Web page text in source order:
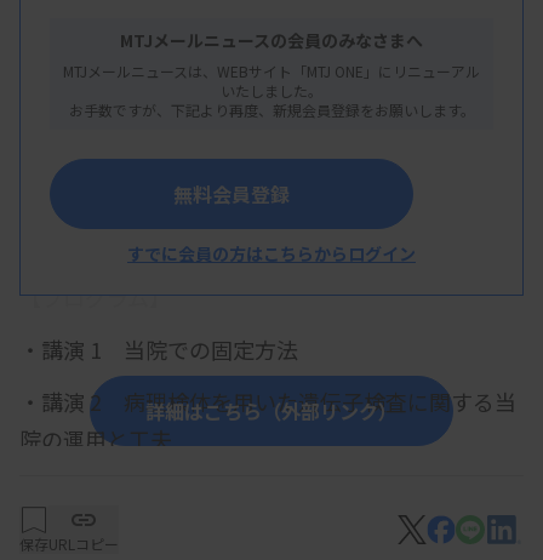
主 催
概 要
【プログラム】
・講演 1 当院での固定方法
・講演 2 病理検体を用いた遺伝子検査に関する当
院の運用と工夫
・講演 4 化学物質の取り扱いについて
詳細はこちら（外部リンク）
MTJメールニュースの会員のみなさまへ
MTJメールニュースは、WEBサイト「MTJ ONE」にリニューアル
いたしました。
お手数ですが、下記より再度、新規会員登録をお願いします。
無料会員登録
すでに会員の方はこちらからログイン
保存URLコピー